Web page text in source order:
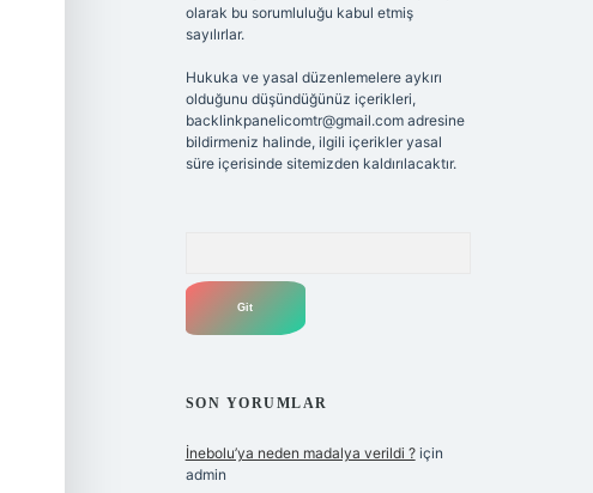
olarak bu sorumluluğu kabul etmiş
sayılırlar.
Hukuka ve yasal düzenlemelere aykırı
olduğunu düşündüğünüz içerikleri,
backlinkpanelicomtr@gmail.comadresine
bildirmeniz halinde, ilgili içerikler yasal
süre içerisinde sitemizden kaldırılacaktır.
SON YORUMLAR
İnebolu’ya neden madalya verildi ?için
admin